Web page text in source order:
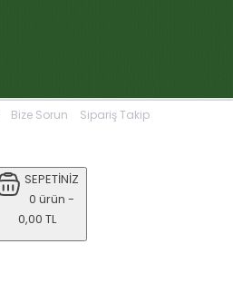
Bize Sorun Sipariş Takip
SEPETİNİZ
0 ürün -
0,00 TL